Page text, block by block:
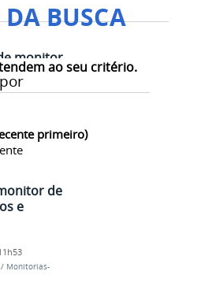
BUSCA
ao seu critério.
primeiro)
monitor
à
/Monitorias-
de
e
/ Monitorias-